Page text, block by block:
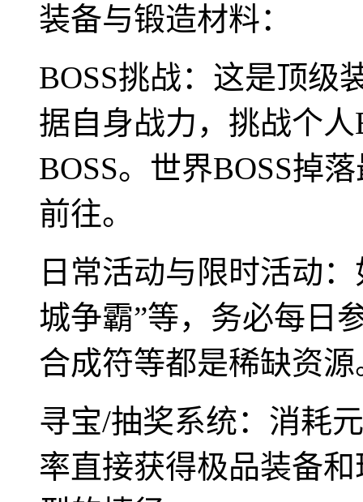
装备与锻造材料：
BOSS挑战：这是顶级
据自身战力，挑战个人
BOSS。世界BOSS掉
前往。
日常活动与限时活动
城争霸”等，务必每日
合成符等都是稀缺资源
寻宝/抽奖系统：消耗
率直接获得极品装备